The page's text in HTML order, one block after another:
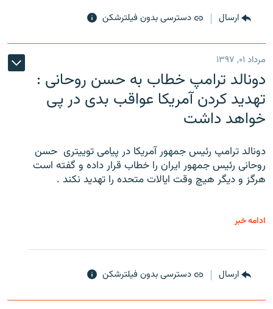
ارسال دسترسی بدون فیلترشکن
مرداد ۰۱, ۱۳۹۷
دونالد ترامپ خطاب به حسن روحانی :
تهدید کردن آمریکا عواقب بدی در پی
خواهد داشت
دونالد ترامپ رئیس جمهور آمریکا در پیامی توییتری ‌ حسن
روحانی رئیس جمهور ایران را خطاب قرار داده و گفته است
هرگز و دیگر هیچ وقت ایالات متحده را تهدید نکند .
ادامه خبر
ارسال دسترسی بدون فیلترشکن